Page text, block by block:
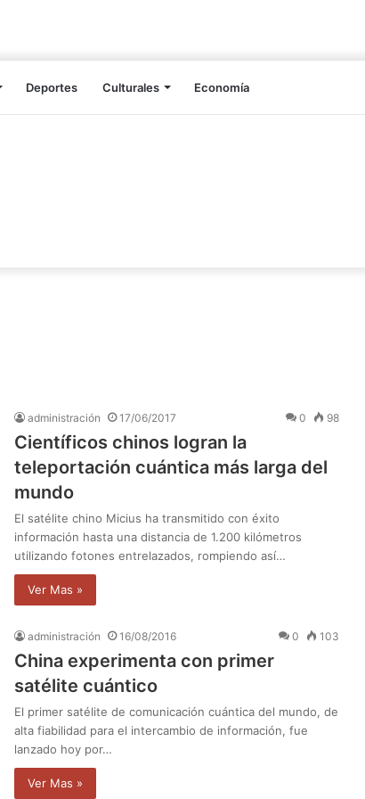
Deportes Culturales Economía
administración 17/06/2017 0 98
Científicos chinos logran la
teleportación cuántica más larga del
mundo
El satélite chino Micius ha transmitido con éxito
información hasta una distancia de 1.200 kilómetros
utilizando fotones entrelazados, rompiendo así…
Ver Mas »
administración 16/08/2016 0 103
China experimenta con primer
satélite cuántico
El primer satélite de comunicación cuántica del mundo, de
alta fiabilidad para el intercambio de información, fue
lanzado hoy por…
Ver Mas »